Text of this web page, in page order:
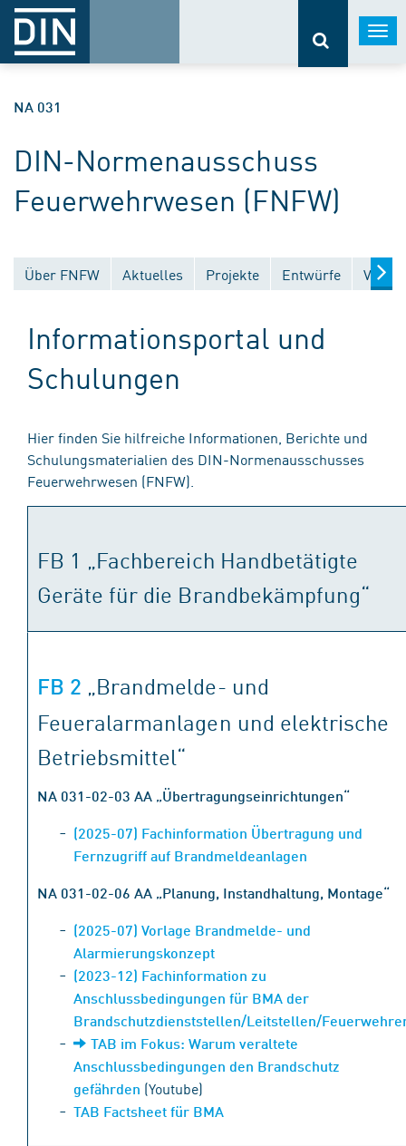
NA 031
DIN-Normenausschuss
Feuerwehrwesen (FNFW)
Über FNFW Aktuelles Projekte Entwürfe
Informationsportal und
Schulungen
Hier finden Sie hilfreiche Informationen, Berichte und
Schulungsmaterialien des DIN-Normenausschusses
Feuerwehrwesen (FNFW).
FB 1 „Fachbereich Handbetätigte
Geräte für die Brandbekämpfung“
FB 2 „Brandmelde- und
Feueralarmanlagen und elektrische
Betriebsmittel“
NA 031-02-03 AA „Übertragungseinrichtungen“
(2025-07) Fachinformation Übertragung und
Fernzugriff auf Brandmeldeanlagen
NA 031-02-06 AA „Planung, Instandhaltung, Montage“
(2025-07) Vorlage Brandmelde- und
Alarmierungskonzept
(2023-12) Fachinformation zu
Anschlussbedingungen für BMA der
Brandschutzdienststellen/Leitstellen/
TAB im Fokus: Warum veraltete
Anschlussbedingungen den Brandschutz
gefährden (Youtube)
TAB Factsheet für BMA